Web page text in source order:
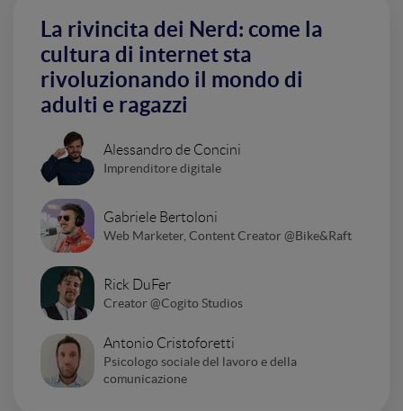
La rivincita dei Nerd: come la
cultura di internet sta
rivoluzionando il mondo di
adulti e ragazzi
Alessandro de Concini
Imprenditore digitale
Gabriele Bertoloni
Web Marketer, Content Creator @Bike&Raft
Rick DuFer
Creator @Cogito Studios
Antonio Cristoforetti
Psicologo sociale del lavoro e della
comunicazione